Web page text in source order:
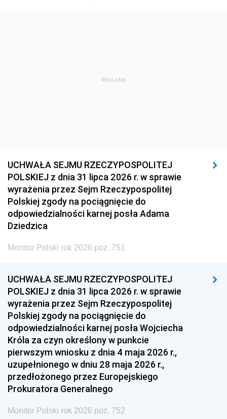
REKLAMA
UCHWAŁA SEJMU RZECZYPOSPOLITEJ
POLSKIEJ z dnia 31 lipca 2026 r. w sprawie
wyrażenia przez Sejm Rzeczypospolitej
Polskiej zgody na pociągnięcie do
odpowiedzialności karnej posła Adama
Dziedzica
Monitor Polski rok 2026 poz. 751
UCHWAŁA SEJMU RZECZYPOSPOLITEJ
POLSKIEJ z dnia 31 lipca 2026 r. w sprawie
wyrażenia przez Sejm Rzeczypospolitej
Polskiej zgody na pociągnięcie do
odpowiedzialności karnej posła Wojciecha
Króla za czyn określony w punkcie
pierwszym wniosku z dnia 4 maja 2026 r.,
uzupełnionego w dniu 28 maja 2026 r.,
przedłożonego przez Europejskiego
Prokuratora Generalnego
Monitor Polski rok 2026 poz. 752